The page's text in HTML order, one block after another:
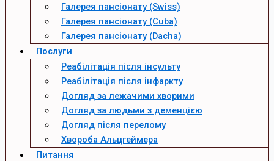
Галерея пансіонату (Swiss)
Галерея пансіонату (Cuba)
Галерея пансіонату (Dacha)
Послуги
Реабілітація після інсульту
Реабілітація після інфаркту
Догляд за лежачими хворими
Догляд за людьми з деменцією
Догляд після перелому
Хвороба Альцгеймера
Питання